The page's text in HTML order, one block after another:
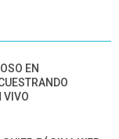
EN
VIVO